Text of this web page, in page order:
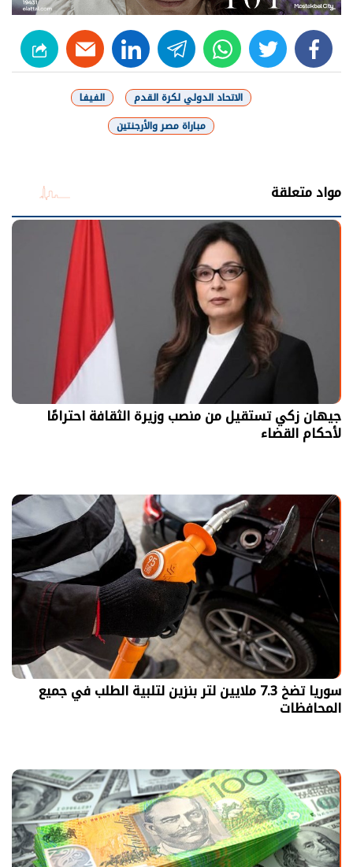
facebook
twitter
whats
telegram
linkedin
الاتحاد الدولي لكرة القدم
الفيفا
مباراة مصر والأرجنتين
مواد متعلقة
جيهان زكي تستقيل من منصب وزيرة الثقافة احترامًا
لأحكام القضاء
سوريا تضخ 7.3 ملايين لتر بنزين لتلبية الطلب في جميع
المحافظات